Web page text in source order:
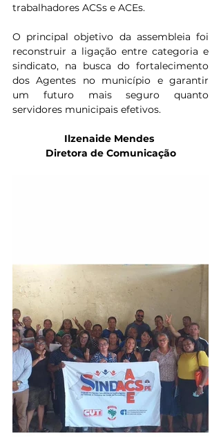
trabalhadores ACSs e ACEs.
O principal objetivo da assembleia foi
reconstruir a ligação entre categoria e
sindicato, na busca do fortalecimento
dos Agentes no município e garantir
um futuro mais seguro quanto
servidores municipais efetivos.
Ilzenaide Mendes
Diretora de Comunicação